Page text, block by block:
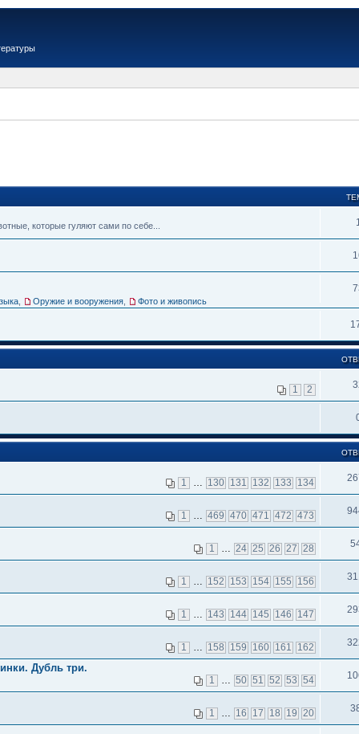
которые гуляют сами по себе... 1
Оружие и вооружения Фото и живопись
1 2
1 130 131 132 133 134
1 469 470 471 472 473
1 24 25 26 27 28
1 152 153 154 155 156
1 143 144 145 146 147
1 158 159 160 161 162
Дубль три.
1 50 51 52 53 54
1 16 17 18 19 20